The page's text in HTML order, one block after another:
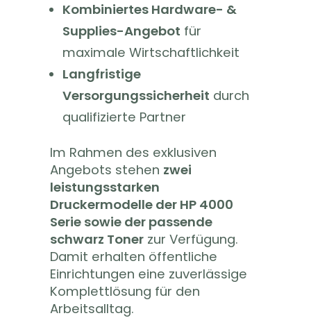
Kombiniertes Hardware- &
Supplies-Angebot für
maximale Wirtschaftlichkeit
Langfristige
Versorgungssicherheit durch
qualifizierte Partner
Im Rahmen des exklusiven
Angebots stehen zwei
leistungsstarken
Druckermodelle der HP 4000
Serie sowie der passende
schwarz Tonerzur Verfügung.
Damit erhalten öffentliche
Einrichtungen eine zuverlässige
Komplettlösung für den
Arbeitsalltag.